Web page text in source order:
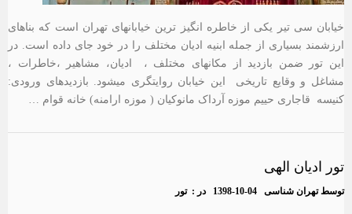
خیابان سی تیر یکی از خاطره انگیز ترین خیابانهای تهران است که بناهای
ارزشمند بسیاری از جمله ابنیه ادیان مختلف را در خود جای داده است. در
این تور ضمن بازدید از مکانهای مختلف ، ادیان، مشاهیر ،خاطرات ،
مشاغل و وقایع تاریخی این خیابان روایتگری میشود. بازدیدهای ورودی:
کنیسه قاجاری حییم موزه آرداک مانوکیان ( موزه ارامنه) خانه قوام …
تور ادیان الهی
توسطتهران شناسی 1398-10-04 در :تور